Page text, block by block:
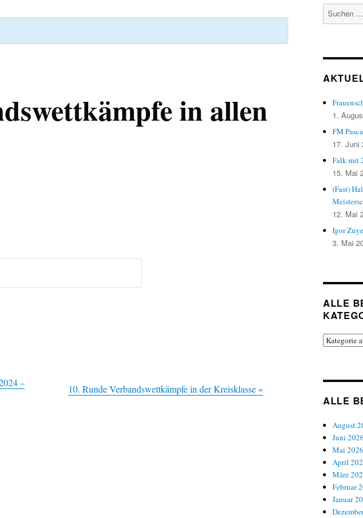
in allen
–
10. Runde Verbandswettkämpfe in der Kreisklasse»
Suchen
nach:
1.
FM
17. Juni
Falk mit
15. Mai
(Fast)
12. Mai
Igor
3. Mai
ALLE
Alle
ALLE
August
Juni 2026
Mai 2026
April
März
Februar
Januar